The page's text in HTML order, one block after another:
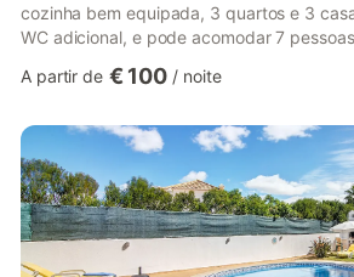
cozinha bem equipada, 3 quartos e 3
WC adicional, e pode acomodar 7
lavar roupa. Esta propriedade dispõe de
está localizada perto da praia e as
públicos estão a uma curta distância a
lugar d...
A partir de € 100 / noite